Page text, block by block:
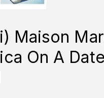
Maison
On A